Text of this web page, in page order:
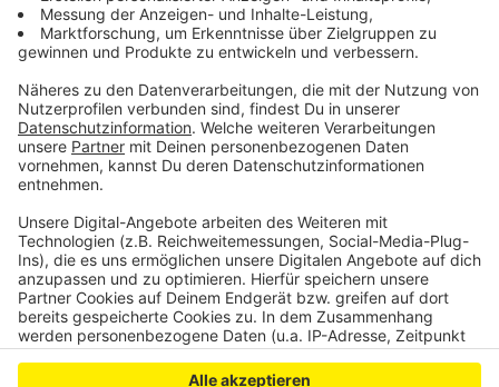
Anzeige
gegen Autofahrer, hieß es, sondern eine
Zukunftsperspektive für alle.CM
Anzeige
Anzeige